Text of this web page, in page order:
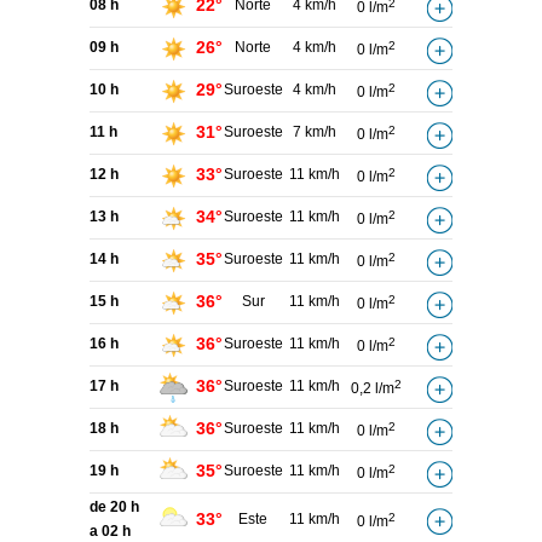
08 h 22° Norte 4 km/h 0 l/m2
09 h 26° Norte 4 km/h 0 l/m2
10 h 29°Suroeste 4 km/h 0 l/m2
11 h 31°Suroeste 7 km/h 0 l/m2
12 h 33°Suroeste 11 km/h 0 l/m2
13 h 34°Suroeste 11 km/h 0 l/m2
14 h 35°Suroeste 11 km/h 0 l/m2
15 h 36° Sur 11 km/h 0 l/m2
16 h 36°Suroeste 11 km/h 0 l/m2
17 h 36°Suroeste 11 km/h 0,2 l/m2
18 h 36°Suroeste 11 km/h 0 l/m2
19 h 35°Suroeste 11 km/h 0 l/m2
de 20 h
a 02 h
33° Este 11 km/h 0 l/m2